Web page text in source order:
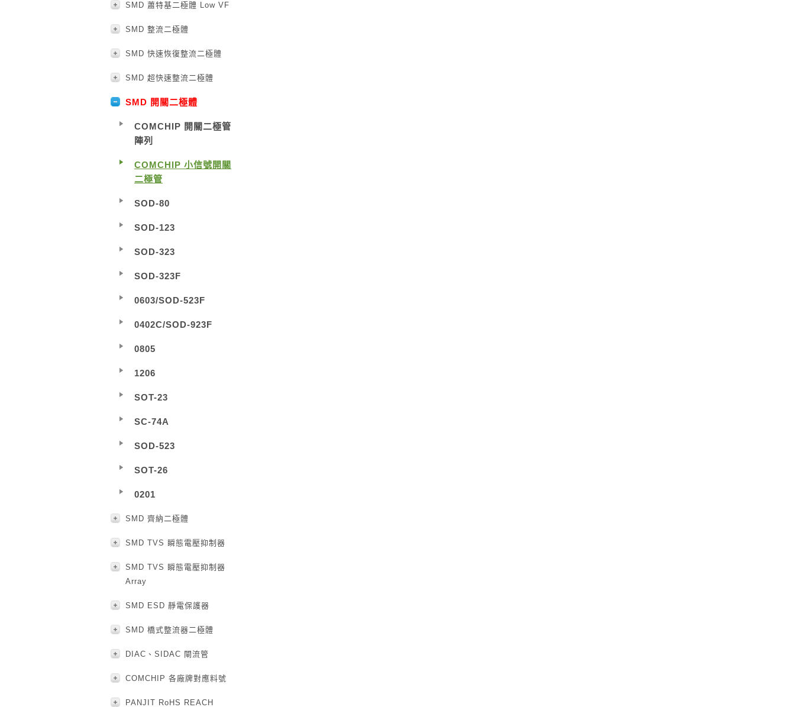
SMD 蕭特基二極體 Low VF
SMD 整流二極體
SMD 快速恢復整流二極體
SMD 超快速整流二極體
SMD 開關二極體
COMCHIP 開關二極管
陣列
COMCHIP 小信號開關
二極管
SOD-80
SOD-123
SOD-323
SOD-323F
0603/SOD-523F
0402C/SOD-923F
0805
1206
SOT-23
SC-74A
SOD-523
SOT-26
0201
SMD 齊納二極體
SMD TVS 瞬態電壓抑制器
SMD TVS 瞬態電壓抑制器
Array
SMD ESD 靜電保護器
SMD 橋式整流器二極體
DIAC、SIDAC 閘流管
COMCHIP 各廠牌對應料號
PANJIT RoHS REACH